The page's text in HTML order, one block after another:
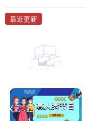
最近更新